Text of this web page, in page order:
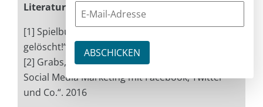
Literatur und Links
[1] Spielbusch, Philipp: „Ich habe das Internet
gelöscht!“, 2017
[2] Grabs, Anne et al.: „Follow Me!: Erfolgreiches
Social Media Marketing mit Facebook, Twitter
und Co.“. 2016